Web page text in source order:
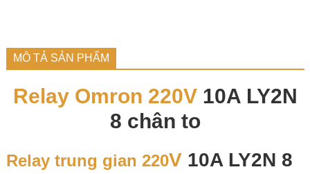
MÔ TẢ SẢN PHẨM
Relay Omron 220V10A LY2N
8 chân to
Relay trung gian 220V10A LY2N 8